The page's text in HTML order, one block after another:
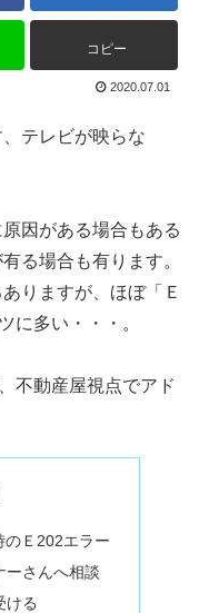
コピー
2020.07.01
テレビが映らな
因がある場合もある
る場合も有ります。
りますが、ほぼ「Ｅ
に多い・・・。
不動産屋視点でアド
のＥ202エラー
ーさんへ相談
ける